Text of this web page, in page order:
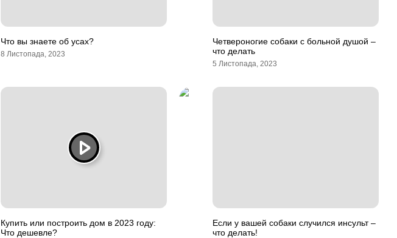
Что вы знаете об усах?
8 Листопада, 2023
Четвероногие собаки с больной душой –
что делать
5 Листопада, 2023
Купить или построить дом в 2023 году:
Что дешевле?
Если у вашей собаки случился инсульт –
что делать!